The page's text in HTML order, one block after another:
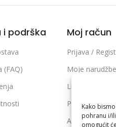
Kako
pohranu i/
omogućit
i podrška
(FAQ)
Moj račun
Prijava /
Moje narudžbe
Lista želja
Poređenje
Adrese i